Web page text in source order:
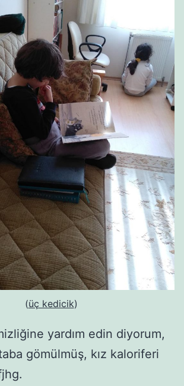
(üç kedicik)
yardım edin diyorum,
gömülmüş, kız kaloriferi